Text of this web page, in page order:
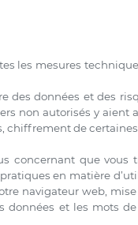
les mesures
données et des
non autorisés y
chiffrement de certaines
concernant que
en matière
navigateur web,
et les mots